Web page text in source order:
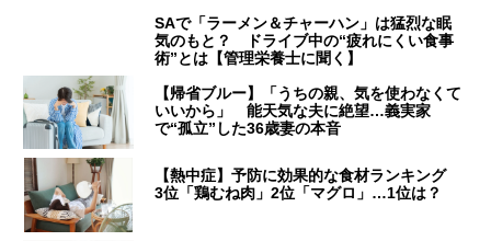
SAで「ラーメン＆チャーハン」は猛烈な眠
気のもと？ ドライブ中の“疲れにくい食事
術”とは【管理栄養士に聞く】
【帰省ブルー】「うちの親、気を使わなくて
いいから」 能天気な夫に絶望…義実家
で“孤立”した36歳妻の本音
【熱中症】予防に効果的な食材ランキング
3位「鶏むね肉」2位「マグロ」…1位は？